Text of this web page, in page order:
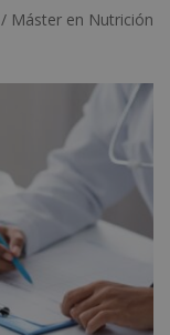
/ Máster en Nutrición